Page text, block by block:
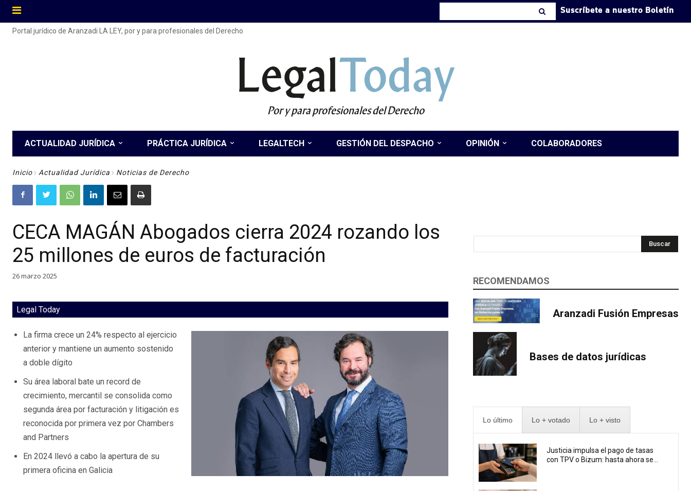
Suscríbete a nuestro Boletín
Portal jurídico de Aranzadi LA LEY, por y para profesionales del Derecho
LegalToday
Por y para profesionales del Derecho
ACTUALIDAD JURÍDICA PRÁCTICA JURÍDICA LEGALTECH GESTIÓN DEL DESPACHO OPINIÓN COLABORADORES
Inicio Actualidad Jurídica Noticias de Derecho
CECA MAGÁN Abogados cierra 2024 rozando los
25 millones de euros de facturación
26 marzo 2025
Legal Today
La firma crece un 24% respecto al ejercicio
anterior y mantiene un aumento sostenido
a doble dígito
Su área laboral bate un record de
crecimiento, mercantil se consolida como
segunda área por facturación y litigación es
reconocida por primera vez por Chambers
and Partners
En 2024 llevó a cabo la apertura de su
primera oficina en Galicia
Buscar
RECOMENDAMOS
Aranzadi Fusión Empresas
Bases de datos jurídicas
Lo último Lo + votado Lo + visto
Justicia impulsa el pago de tasas
con TPV o Bizum: hasta ahora se...